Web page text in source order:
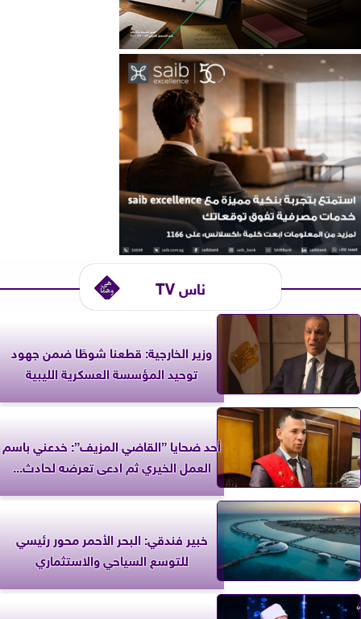
ناس TV
وزير الخارجية: قطعنا شوطًا ضمن جهود
توحيد المؤسسة العسكرية الليبية
أحد ضحايا ”القاضي المزيف”: خدعني باسم
العمل الخيري ثم ادعى تعرضه لحادث...
خبير فندقي: البحر الأحمر محور رئيسي
للتوسع السياحي والاستثماري